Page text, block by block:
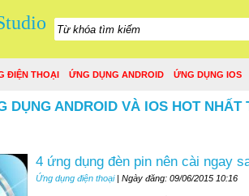
ĐIỆN THOẠI ỨNG DỤNG ANDROID ỨNG DỤNG IOS
DỤNG ANDROID VÀ IOS HOT NHẤT
4 ứng dụng đèn pin nên cài ngay
Ứng dụng điện thoại| Ngày đăng: 09/06/2015 10:16